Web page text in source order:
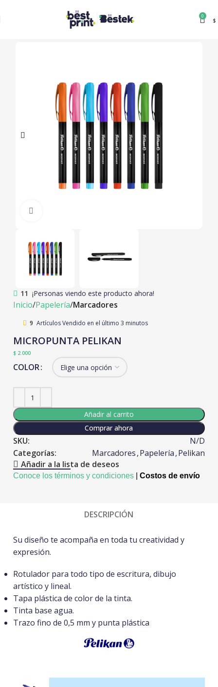
0
$
11 ¡Personas viendo este producto ahora!
Inicio Papelería Marcadores
9 Artículos Vendido en el último 3 minutos
MICROPUNTA PELIKAN
$2.000
COLOR
Añadir al carrito
Comprar ahora
SKU:
N/D
Categorías:
Marcadores,Papelería,Pelikan
Añadir a la lista de deseos
Conoce los términos y condiciones| Costos de envío
DESCRIPCIÓN
Su diseño te acompaña en toda tu creatividad y
expresión.
Rotulador para todo tipo de escritura, dibujo
artístico y lineal.
Tapa plástica de color de la tinta.
Tinta base agua.
Trazo fino de 0,5 mm y punta plástica